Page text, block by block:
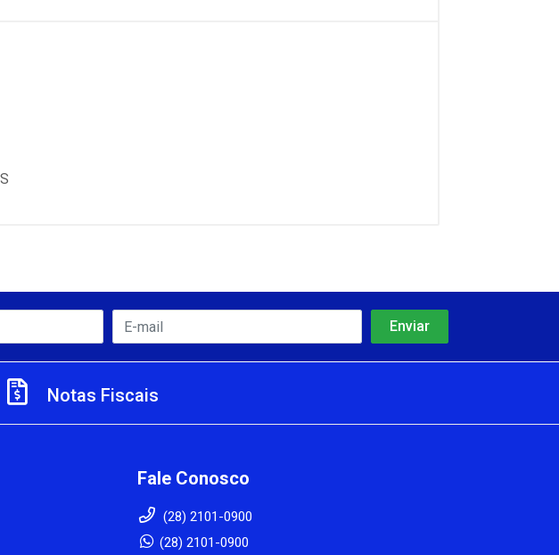
Notas Fiscais
Fale Conosco
(28) 2101-0900
(28) 2101-0900